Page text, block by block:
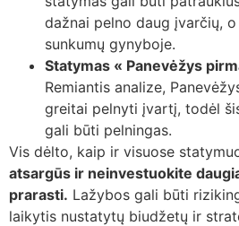
dažnai pelno daug įvarčių,
sunkumų gynyboje.
Statymas « Panevėžys
Remiantis analize,
greitai pelnyti įvartį, todėl
gali būti pelningas.
Vis dėlto, kaip ir visuose
atsargūs ir neinvestuokite
prarasti. Lažybos gali būti
laikytis nustatytų biudžetų ir